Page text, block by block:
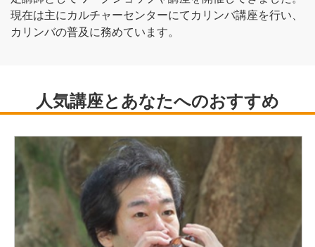
現在は主にカルチャーセンターにてカリンバ講座を行い、
カリンバの普及に務めています。